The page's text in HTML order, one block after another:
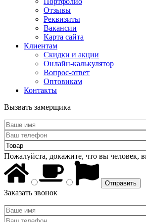
Отзывы
Реквизиты
Вакансии
Карта сайта
Клиентам
Скидки и акции
Онлайн-калькулятор
Вопрос-ответ
Оптовикам
Контакты
Вызвать замерщика
Пожалуйста, докажите, что вы человек,
Заказать звонок